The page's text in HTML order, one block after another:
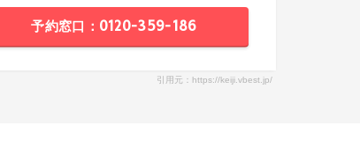
予約窓口：0120-359-186
引用元：https://keiji.vbest.jp/